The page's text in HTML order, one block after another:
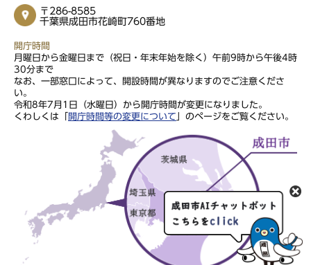
〒286-8585
千葉県成田市花崎町760番地
開庁時間
月曜日から金曜日まで（祝日・年末年始を除く）午前9時から午後4時
30分まで
なお、一部窓口によって、開設時間が異なりますのでご注意くださ
い。
令和8年7月1日（水曜日）から開庁時間が変更になりました。
くわしくは「
開庁時間等の変更について 」のページをご覧ください。